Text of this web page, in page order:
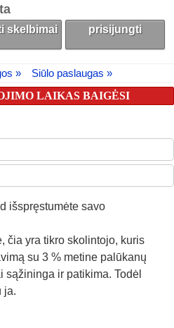
skelbimai prisijungti
»
Siūlo paslaugas »
LAIKAS BAIGĖSI
išspręstumėte savo
čia yra tikro skolintojo, kuris
su 3 % metine palūkanų
sąžininga ir patikima. Todėl
ja.